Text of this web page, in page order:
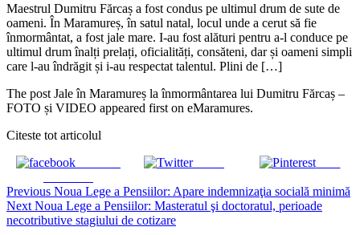
Maestrul Dumitru Fărcaș a fost condus pe ultimul drum de sute de
oameni. În Maramureș, în satul natal, locul unde a cerut să fie
înmormântat, a fost jale mare. I-au fost alături pentru a-l conduce pe
ultimul drum înalți prelați, oficialități, consăteni, dar și oameni simpli
care l-au îndrăgit și i-au respectat talentul. Plini de […]
The post Jale în Maramureș la înmormântarea lui Dumitru Fărcaș –
FOTO și VIDEO appeared first on eMaramures.
Citeste tot articolul
Tweet Save
Continue
Reading
Previous Noua Lege a Pensiilor: Apare indemnizaţia socială minimă
Next Noua Lege a Pensiilor: Masteratul şi doctoratul, perioade
necotributive stagiului de cotizare